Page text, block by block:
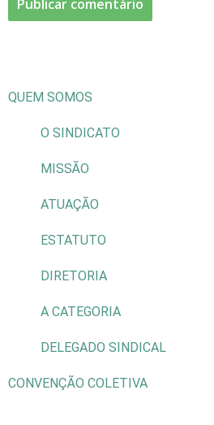
QUEM SOMOS
O SINDICATO
MISSÃO
ATUAÇÃO
ESTATUTO
DIRETORIA
A CATEGORIA
DELEGADO SINDICAL
CONVENÇÃO COLETIVA